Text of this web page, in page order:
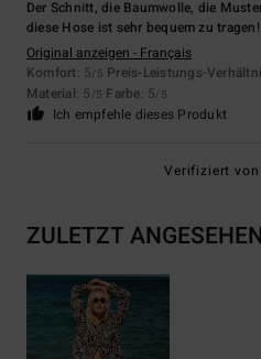
Der Schnitt, die Baumwolle, die
diese Hose ist sehr bequem zu tragen!
Original anzeigen - Français
Komfort: 5/5 Preis-Leistungs-
Material: 5 /5 Farbe: 5/5
Ich empfehle dieses Produkt
Verifiziert von
ZULETZT